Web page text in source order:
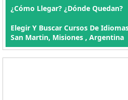
¿Cómo Llegar? ¿Dónde Quedan?
Elegir Y Buscar Cursos De
San Martin, Misiones , Argentina